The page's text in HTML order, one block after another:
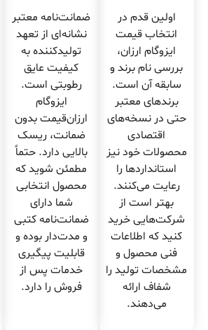
اولین قدم در
انتخاب قیمت
ایزوگام ارزان،
بررسی نام برند و
سابقه آن است.
برندهای معتبر
حتی در نسخه‌های
اقتصادی
محصولات خود نیز
استانداردها را
رعایت می‌کنند.
بهتر است از
شرکت‌هایی خرید
کنید که اطلاعات
فنی محصول و
مشخصات تولید را
شفاف ارائه
می‌دهند.
ضمانت‌نامه معتبر
نشانه‌ای از تعهد
تولیدکننده به
کیفیت عایق
رطوبتی است.
ایزوگام
ارزان‌قیمت بدون
ضمانت، ریسک
بالایی دارد. حتماً
مطمئن شوید که
محصول انتخابی
شما دارای
ضمانت‌نامه کتبی
و مدت‌دار بوده و
قابلیت پیگیری
خدمات پس از
فروش را دارد.